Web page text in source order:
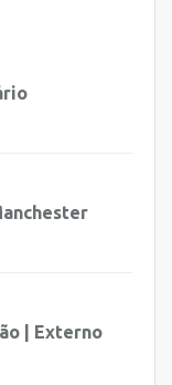
| Externo